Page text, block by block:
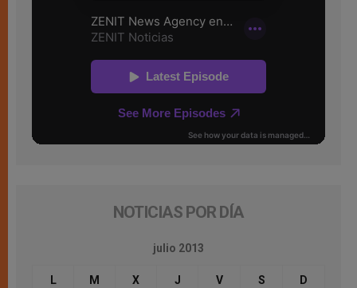
NOTICIAS POR DÍA
julio 2013
L M X J V S D